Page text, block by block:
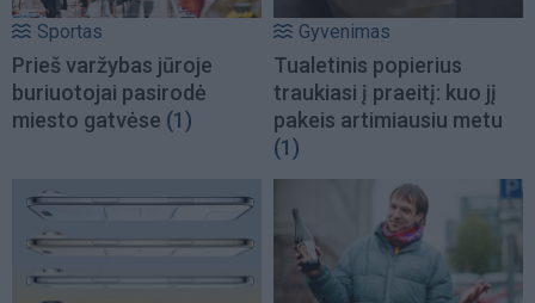
Sportas
Prieš varžybas jūroje
buriuotojai pasirodė
miesto gatvėse (1)
Gyvenimas
Tualetinis popierius
traukiasi į praeitį: kuo jį
pakeis artimiausiu metu
(1)